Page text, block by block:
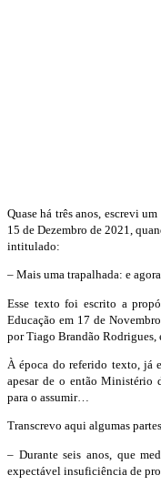
Quase há três anos, escrevi
15 de Dezembro de 2021,
intitulado:
– Mais uma trapalhada: e
Esse texto foi escrito a
Educação em 17 de
por Tiago Brandão Rodrigues,
À época do referido texto, já
apesar de o então Ministério
para o assumir…
Transcrevo aqui algumas
– Durante seis anos, que
expectável insuficiência de